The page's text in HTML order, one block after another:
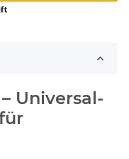
Universal-